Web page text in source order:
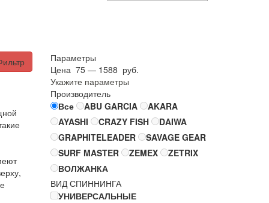
Параметры
Цена 75— 1588 руб.
Укажите параметры
Производитель
Все
ABU GARCIA
AKARA
AYASHI
CRAZY FISH
DAIWA
GRAPHITELEADER
SAVAGE GEAR
SURF MASTER
ZEMEX
ZETRIX
ВОЛЖАНКА
ВИД СПИННИНГА
УНИВЕРСАЛЬНЫЕ